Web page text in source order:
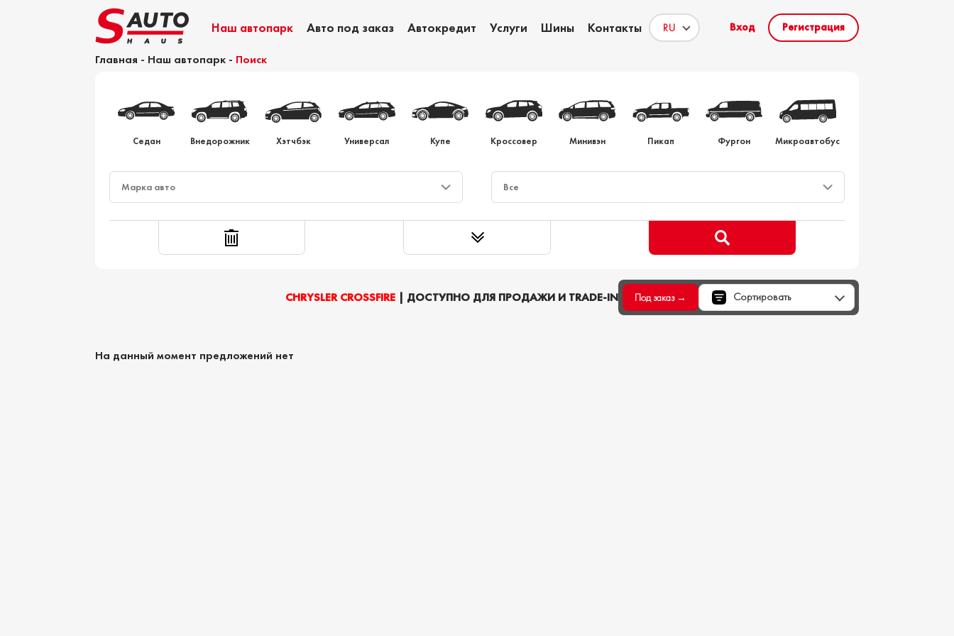
Наш автопарк Авто под заказ Автокредит Услуги Шины Контакты Вход Регистрация
Главная - Наш автопарк - Поиск
Калькулятор растаможки Обмен авто Авто на заказ
Седан Внедорожник Хэтчбэк Универсал Купе Кроссовер Минивэн Пикап Фургон Микроавтобус
CHRYSLER CROSSFIRE| ДОСТУПНО ДЛЯ ПРОДАЖИ И TRADE-IN Под заказ → Сортировать
На данный момент предложений нет